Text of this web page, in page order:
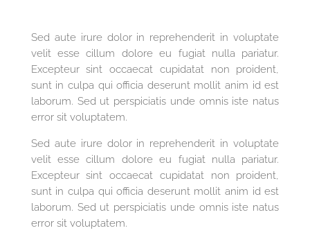
Sed aute irure dolor in reprehenderit in voluptate
velit esse cillum dolore eu fugiat nulla pariatur.
Excepteur sint occaecat cupidatat non proident,
sunt in culpa qui officia deserunt mollit anim id est
laborum. Sed ut perspiciatis unde omnis iste natus
error sit voluptatem.
Sed aute irure dolor in reprehenderit in voluptate
velit esse cillum dolore eu fugiat nulla pariatur.
Excepteur sint occaecat cupidatat non proident,
sunt in culpa qui officia deserunt mollit anim id est
laborum. Sed ut perspiciatis unde omnis iste natus
error sit voluptatem.